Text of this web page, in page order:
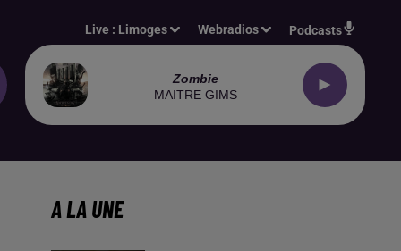
Live : Limoges Webradios Podcasts
Zombie
MAITRE GIMS
A LA UNE